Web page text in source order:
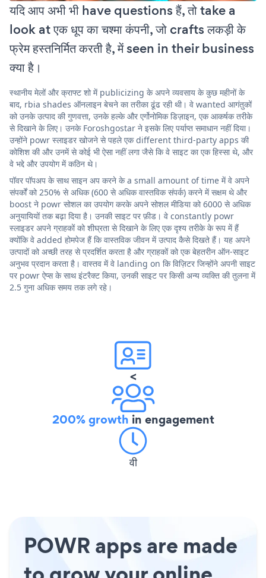
यदि आप अभी भी have questions हैं, तो take a
look at एक धूप का चश्मा कंपनी, जो crafts लकड़ी के
फ्रेम हस्तनिर्मित करती है, में seen in their business
क्या है।
स्थानीय मेलों और क्राफ्ट शो में publicizing के अपने व्यवसाय के कुछ महीनों के
बाद, rbia shades ऑनलाइन बेचने का तरीका ढूंढ रही थी। वे wanted आगंतुकों
को उनके उत्पाद की गुणवत्ता, उनके हल्के और एर्गोनोमिक डिज़ाइन, एक आकर्षक तरीके
से दिखाने के लिए। उनके Foroshgostar ने इसके लिए पर्याप्त समाधान नहीं दिया।
उन्होंने powr स्लाइडर खोजने से पहले एक different third-party apps की
कोशिश की और उनमें से कोई भी ऐसा नहीं लगा जैसे कि वे साइट का एक हिस्सा थे, और
वे भद्दे और उपयोग में कठिन थे।
पॉवर पॉपअप के साथ साइन अप करने के a small amount of time में वे अपने
संपर्कों को 250% से अधिक (600 से अधिक वास्तविक संपर्क) करने में सक्षम थे और
boost ने powr सोशल का उपयोग करके अपने सोशल मीडिया को 6000 से अधिक
अनुयायियों तक बढ़ा दिया है। उनकी साइट पर फ़ीड। वे constantly powr
स्लाइडर अपने ग्राहकों को शीघ्रता से दिखाने के लिए एक दृश्य तरीके के रूप में हैं
क्योंकि वे added होमपेज हैं कि वास्तविक जीवन में उत्पाद कैसे दिखते हैं। यह अपने
उत्पादों को अच्छी तरह से प्रदर्शित करता है और ग्राहकों को एक बेहतरीन ऑन-साइट
अनुभव प्रदान करता है। वास्तव में वे landing on कि विज़िटर जिन्होंने अपनी साइट
पर powr ऐप्स के साथ इंटरैक्ट किया, उनकी साइट पर किसी अन्य व्यक्ति की तुलना में
2.5 गुना अधिक समय तक लगे रहे।
<
200% growth in engagement
वी
POWR apps are made